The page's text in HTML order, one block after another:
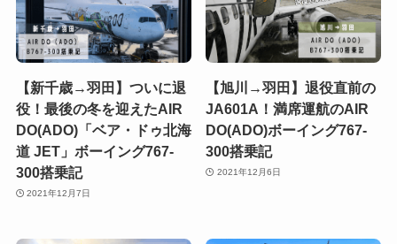
【新千歳→羽田】ついに退
役！最後の冬を迎えたAIR
DO(ADO)「ベア・ドゥ北海
道 JET」ボーイング767-
300搭乗記
2021年12月7日
【旭川→羽田】退役直前の
JA601A！満席運航のAIR
DO(ADO)ボーイング767-
300搭乗記
2021年12月6日